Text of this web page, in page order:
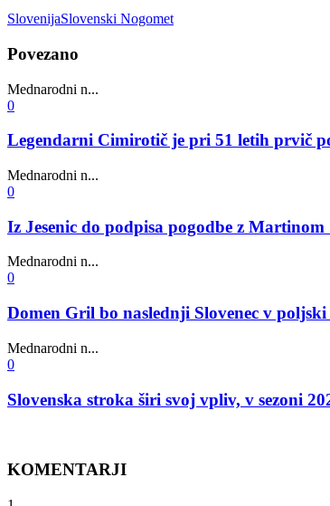
SlovenijaSlovenski Nogomet
Povezano
Mednarodni n...
0
Legendarni Cimirotič je pri 51 letih prvič
Mednarodni n...
0
Iz Jesenic do podpisa pogodbe z
Mednarodni n...
0
Domen Gril bo naslednji Slovenec v
Mednarodni n...
0
Slovenska stroka širi svoj vpliv, v sezoni
KOMENTARJI